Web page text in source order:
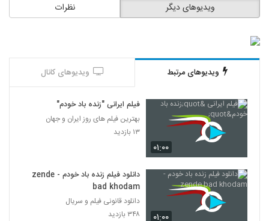
نظرات ویدیوهای دیگر
ویدیوهای مرتبط ویدیوهای کانال
۰۱:۰۰
فیلم ایرانی "زنده باد خودم"
بهترین فیلم های روز ایران و جهان
۱۳ بازدید
۰۱:۰۰
دانلود فیلم زنده باد خودم - zende
bad khodam
دانلود قانونی فیلم و سریال
۳۴۸ بازدید